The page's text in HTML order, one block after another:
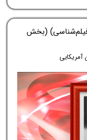
فیلم‌شناسی) (بخش
آمریکایی